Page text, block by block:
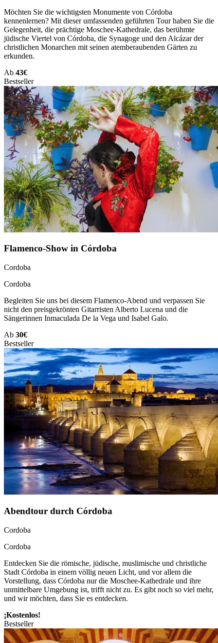
Möchten Sie die wichtigsten Monumente von Córdoba
kennenlernen? Mit dieser umfassenden geführten Tour haben Sie die
Gelegenheit, die prächtige Moschee-Kathedrale, das berühmte
jüdische Viertel von Córdoba, die Synagoge und den Alcázar der
christlichen Monarchen mit seinen atemberaubenden Gärten zu
erkunden.
Ab 43€
Bestseller
Flamenco-Show in Córdoba
Cordoba
Cordoba
Begleiten Sie uns bei diesem Flamenco-Abend und verpassen Sie
nicht den preisgekrönten Gitarristen Alberto Lucena und die
Sängerinnen Inmaculada De la Vega und Isabel Galo.
Ab 30€
Bestseller
Abendtour durch Córdoba
Cordoba
Cordoba
Entdecken Sie die römische, jüdische, muslimische und christliche
Stadt Córdoba in einem völlig neuen Licht, und vor allem die
Vorstellung, dass Córdoba nur die Moschee-Kathedrale und ihre
unmittelbare Umgebung ist, trifft nicht zu. Es gibt noch so viel mehr,
und wir möchten, dass Sie es entdecken.
¡Kostenlos!
Bestseller